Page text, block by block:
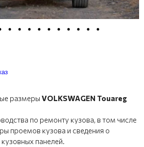
размеры VOLKSWAGEN Touareg
по ремонту кузова, в том числе
проемов кузова и сведения о
панелей.